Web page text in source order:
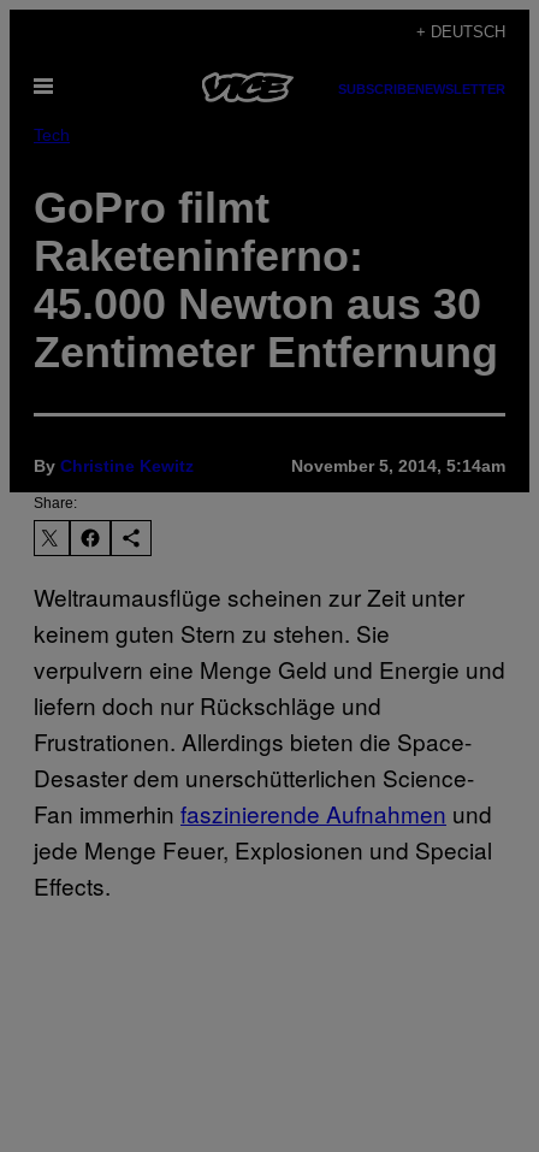
content
+ DEUTSCH
Open
SUBSCRIBENEWSLETTER
Tech
GoPro filmt
Raketeninferno:
45.000 Newton aus 30
Zentimeter Entfernung
By Christine Kewitz November 5, 2014, 5:14am
Share:
Weltraumausflüge scheinen zur Zeit unter
keinem guten Stern zu stehen. Sie
verpulvern eine Menge Geld und Energie und
liefern doch nur Rückschläge und
Frustrationen. Allerdings bieten die Space-
Desaster dem unerschütterlichen Science-
Fan immerhin faszinierende Aufnahmen und
jede Menge Feuer, Explosionen und Special
Effects.